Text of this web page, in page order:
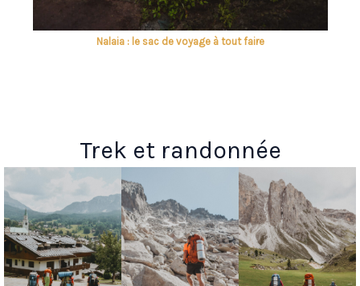
Nalaia : le sac de voyage à tout faire
Trek et randonnée